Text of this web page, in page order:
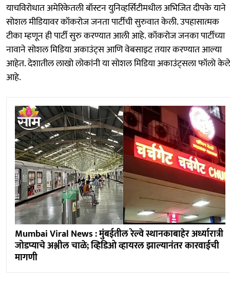
याचविरोधात अमेरिकेतली बॉस्टन युनिव्हर्सिटीमधील अभिजित दीपके याने
सोशल मीडियावर कॉकरोज जनता पार्टीची सुरुवात केली. उपहासात्मक
टीका म्हणून ही पार्टी सुरु करण्यात आली आहे. कॉकरोज जनका पार्टीच्या
नावाने सोशल मिडिया अकाउंट्स आणि वेबसाइट तयार करण्यात आल्या
आहेत. देशातील लाखो लोकांनी या सोशल मिडिया अकाउंट्सला फॉलो
आहे.
Mumbai Viral News : मुंबईतील रेल्वे स्थानकाबाहेर अर्ध्यारात्री
जोडप्याचे अश्लील चाळे; व्हिडिओ व्हायरल झाल्यानंतर कारवाईची
मागणी